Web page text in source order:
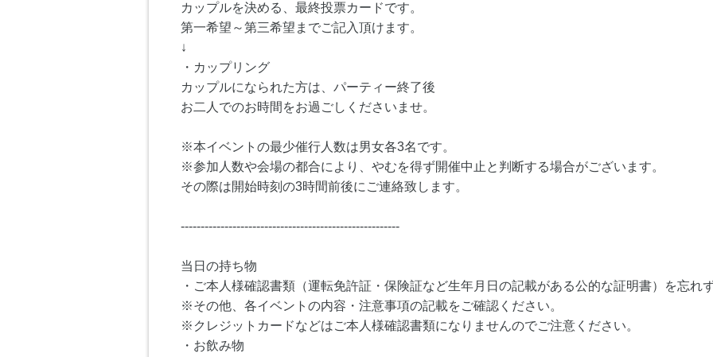
カップルを決める、最終投票カードです。
第一希望～第三希望までご記入頂けます。
↓
・カップリング
カップルになられた方は、パーティー終了後
お二人でのお時間をお過ごしくださいませ。
※本イベントの最少催行人数は男女各3名です。
※参加人数や会場の都合により、やむを得ず開催中止と判断する場合がございます。
その際は開始時刻の3時間前後にご連絡致します。
-------------------------------------------------------
当日の持ち物
・ご本人様確認書類（運転免許証・保険証など生年月日の記載がある公的な証明書）を忘れ
※その他、各イベントの内容・注意事項の記載をご確認ください。
※クレジットカードなどはご本人様確認書類になりませんのでご注意ください。
・お飲み物